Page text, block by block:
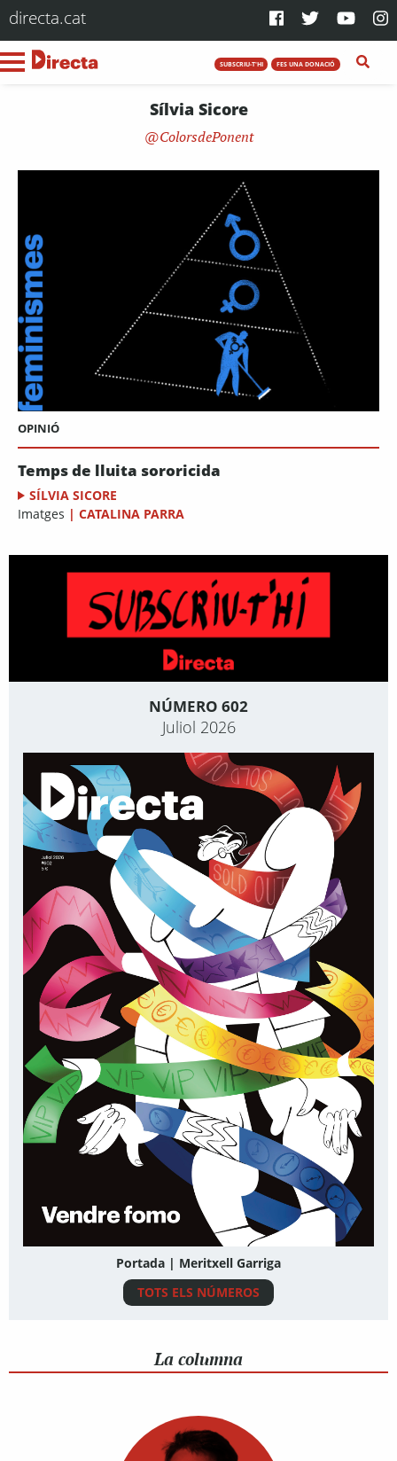
directa.cat
SUBSCRIU-T'HI FES UNA DONACIÓ
Sílvia Sicore
ColorsdePonent
OPINIÓ
Temps de lluita sororicida
SÍLVIA SICORE
Imatges | CATALINA PARRA
NÚMERO 602
Juliol 2026
Portada | Meritxell Garriga
TOTS ELS NÚMEROS
La columna